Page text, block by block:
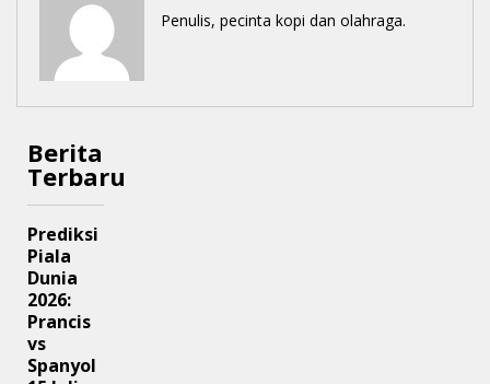
Penulis, pecinta kopi dan olahraga.
Berita
Terbaru
Prediksi
Piala
Dunia
2026:
Prancis
vs
Spanyol